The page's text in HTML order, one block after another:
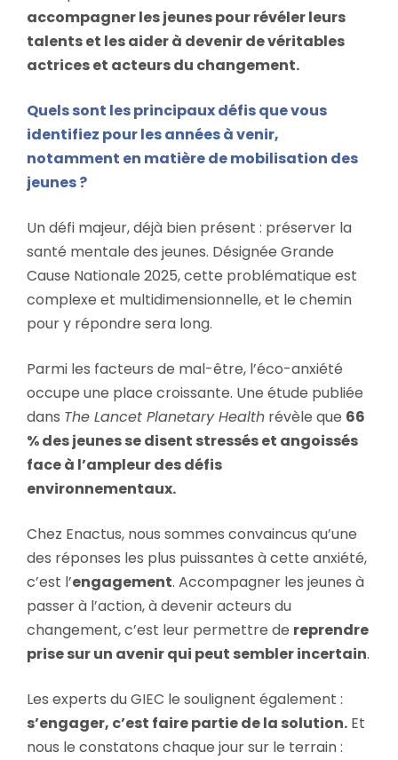
accompagner les jeunes pour révéler leurs
talents et les aider à devenir de véritables
actrices et acteurs du changement.
Quels sont les principaux défis que vous
identifiez pour les années à venir,
notamment en matière de mobilisation des
jeunes ?
Un défi majeur, déjà bien présent : préserver la
santé mentale des jeunes. Désignée Grande
Cause Nationale 2025, cette problématique est
complexe et multidimensionnelle, et le chemin
pour y répondre sera long.
Parmi les facteurs de mal-être, l’éco-anxiété
occupe une place croissante. Une étude publiée
dans The Lancet Planetary Health révèle que 66
% des jeunes se disent stressés et angoissés
face à l’ampleur des défis
environnementaux.
Chez Enactus, nous sommes convaincus qu’une
des réponses les plus puissantes à cette anxiété,
c’est l’engagement. Accompagner les jeunes à
passer à l’action, à devenir acteurs du
changement, c’est leur permettre de reprendre
prise sur un avenir qui peut sembler incertain.
Les experts du GIEC le soulignent également :
s’engager, c’est faire partie de la solution. Et
nous le constatons chaque jour sur le terrain :